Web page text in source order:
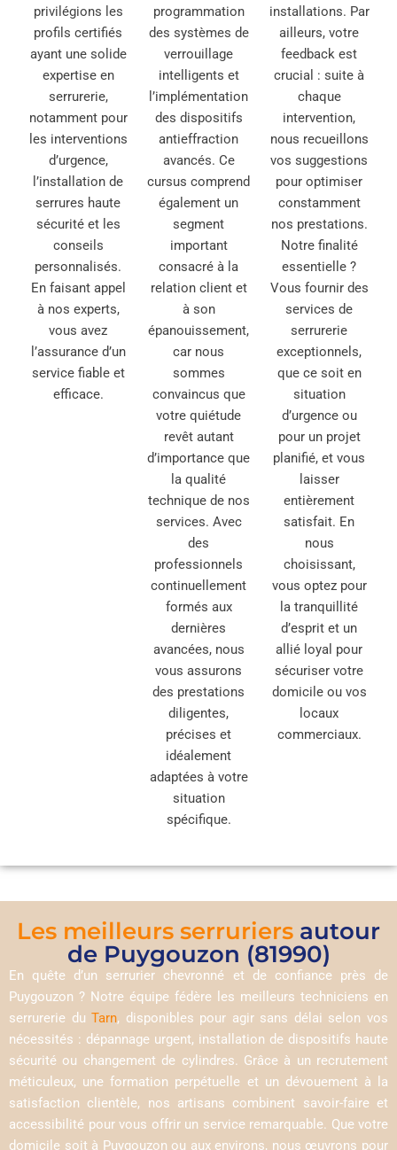
privilégions les
profils certifiés
ayant une solide
expertise en
serrurerie,
notamment pour
les interventions
d’urgence,
l’installation de
serrures haute
sécurité et les
conseils
personnalisés.
En faisant appel
à nos experts,
vous avez
l’assurance d’un
service fiable et
efficace.
programmation
des systèmes de
verrouillage
intelligents et
l’implémentation
des dispositifs
antieffraction
avancés. Ce
cursus comprend
également un
segment
important
consacré à la
relation client et
à son
épanouissement,
car nous
sommes
convaincus que
votre quiétude
revêt autant
d’importance que
la qualité
technique de nos
services. Avec
des
professionnels
continuellement
formés aux
dernières
avancées, nous
vous assurons
des prestations
diligentes,
précises et
idéalement
adaptées à votre
situation
spécifique.
installations. Par
ailleurs, votre
feedback est
crucial : suite à
chaque
intervention,
nous recueillons
vos suggestions
pour optimiser
constamment
nos prestations.
Notre finalité
essentielle ?
Vous fournir des
services de
serrurerie
exceptionnels,
que ce soit en
situation
d’urgence ou
pour un projet
planifié, et vous
laisser
entièrement
satisfait. En
nous
choisissant,
vous optez pour
la tranquillité
d’esprit et un
allié loyal pour
sécuriser votre
domicile ou vos
locaux
commerciaux.
Les meilleurs serruriers autour
de Puygouzon (81990)
En quête d’un serrurier chevronné et de confiance près de
Puygouzon ? Notre équipe fédère les meilleurs techniciens en
serrurerie duTarn, disponibles pour agir sans délai selon vos
nécessités : dépannage urgent, installation de dispositifs haute
sécurité ou changement de cylindres. Grâce à un recrutement
méticuleux, une formation perpétuelle et un dévouement à la
satisfaction clientèle, nos artisans combinent savoir-faire et
accessibilité pour vous offrir un service remarquable. Que votre
domicile soit à Puygouzon ou aux environs, nous œuvrons pour